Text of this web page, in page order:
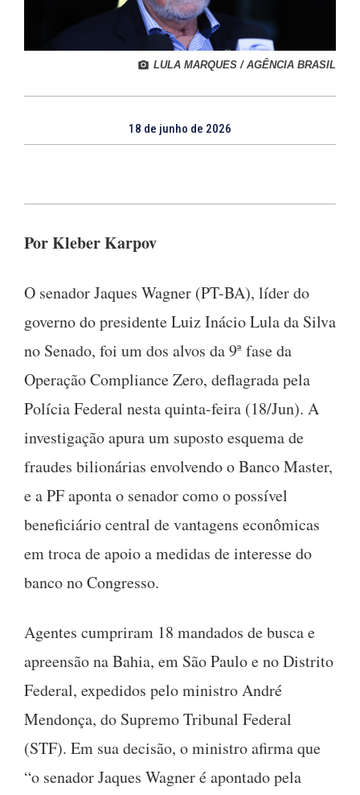
LULA MARQUES / AGÊNCIA BRASIL
18 de junho de 2026
Por Kleber Karpov
O senador Jaques Wagner (PT-BA), líder do
governo do presidente Luiz Inácio Lula da Silva
no Senado, foi um dos alvos da 9ª fase da
Operação Compliance Zero, deflagrada pela
Polícia Federal nesta quinta-feira (18/Jun). A
investigação apura um suposto esquema de
fraudes bilionárias envolvendo o Banco Master,
e a PF aponta o senador como o possível
beneficiário central de vantagens econômicas
em troca de apoio a medidas de interesse do
banco no Congresso.
Agentes cumpriram 18 mandados de busca e
apreensão na Bahia, em São Paulo e no Distrito
Federal, expedidos pelo ministro André
Mendonça, do Supremo Tribunal Federal
(STF). Em sua decisão, o ministro afirma que
“o senador Jaques Wagner é apontado pela